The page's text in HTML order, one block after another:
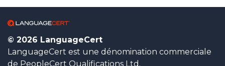
© 2026 LanguageCert
LanguageCert est une dénomination commerciale
de PeopleCert Qualifications Ltd.